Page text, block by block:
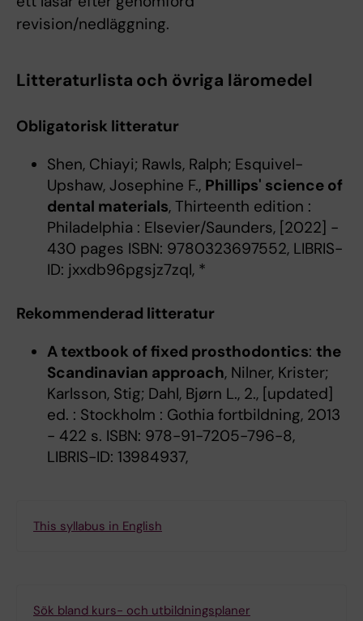
revision/nedläggning.
Litteraturlista och övriga läromedel
Obligatorisk litteratur
Shen, Chiayi; Rawls, Ralph; Esquivel-
Upshaw, Josephine F., Phillips' science of
dental materials, Thirteenth edition :
Philadelphia : Elsevier/Saunders, [2022] -
430 pages ISBN: 9780323697552, LIBRIS-
ID: jxxdb96pgsjz7zql, *
Rekommenderad litteratur
A textbook of fixed prosthodontics: the
Scandinavian approach, Nilner, Krister;
Karlsson, Stig; Dahl, Bjørn L., 2., [updated]
ed. : Stockholm : Gothia fortbildning, 2013
- 422 s. ISBN: 978-91-7205-796-8,
LIBRIS-ID: 13984937,
This syllabus in English
Sök bland kurs- och utbildningsplaner